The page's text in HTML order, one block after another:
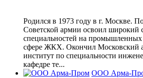
Родился в 1973 году в г. Москве.
Советской армии освоил широкий
специальностей на промышленных
сфере ЖКХ. Окончил Московский
институт по специальности
кафедре те...
ООО Арма-